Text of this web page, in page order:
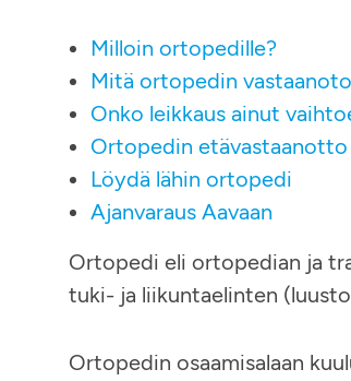
Milloin ortopedille?
Mitä ortopedin
Onko leikkaus ainut
Ortopedin etävastaanotto
Löydä lähin ortopedi
Ajanvaraus Aavaan
Ortopedi eli ortopedian ja
tuki- ja liikuntaelinten
Ortopedin osaamisalaan